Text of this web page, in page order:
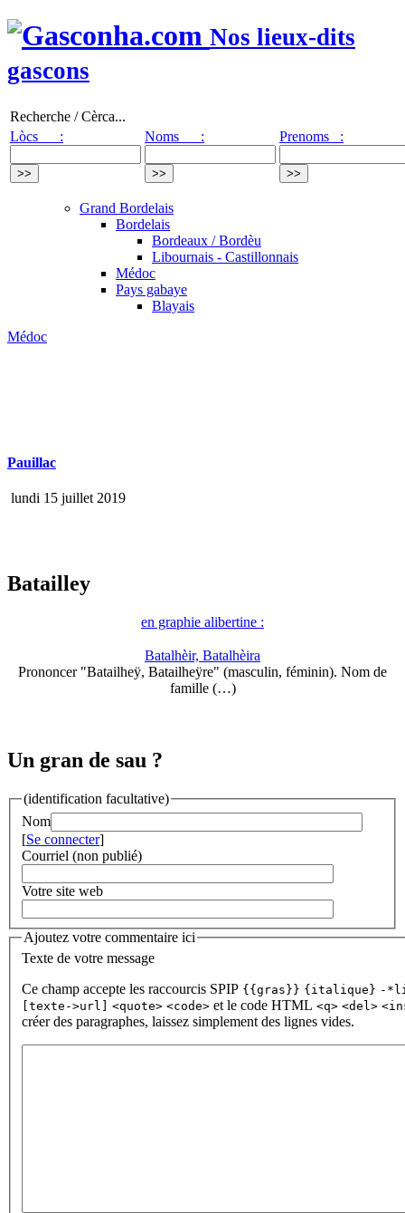
Nos lieux-dits
gascons
Recherche / Cèrca...
Lòcs :
Noms : Prenoms :
Grand Bordelais
Bordelais
Bordeaux / Bordèu
Libournais - Castillonnais
Médoc
Pays gabaye
Blayais
Médoc
Pauillac
lundi 15 juillet 2019
Batailley
en graphie alibertine :
Batalhèir, Batalhèira
Prononcer "Batailheÿ, Batailheÿre" (masculin, féminin). Nom de
famille (…)
Un gran de sau ?
(identification facultative)
Nom
[Se connecter]
Courriel (non publié)
Votre site web
Ajoutez votre commentaire ici
Texte de votre message
Ce champ accepte les raccourcis SPIP {{gras}} {italique} -
[texte->url]
<quote> <code> et le code HTML <q> <del>
créer des paragraphes, laissez simplement des lignes vides.